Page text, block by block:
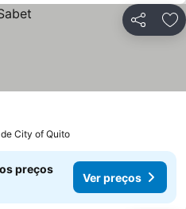
Partilhar
City of Quito
preços
Ver preços